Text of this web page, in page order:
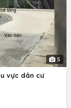
5
vực dân cư